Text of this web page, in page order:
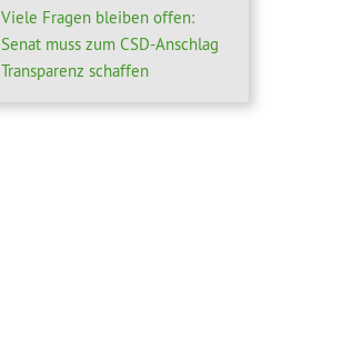
Viele Fragen bleiben offen:
Senat muss zum CSD-Anschlag
Transparenz schaffen